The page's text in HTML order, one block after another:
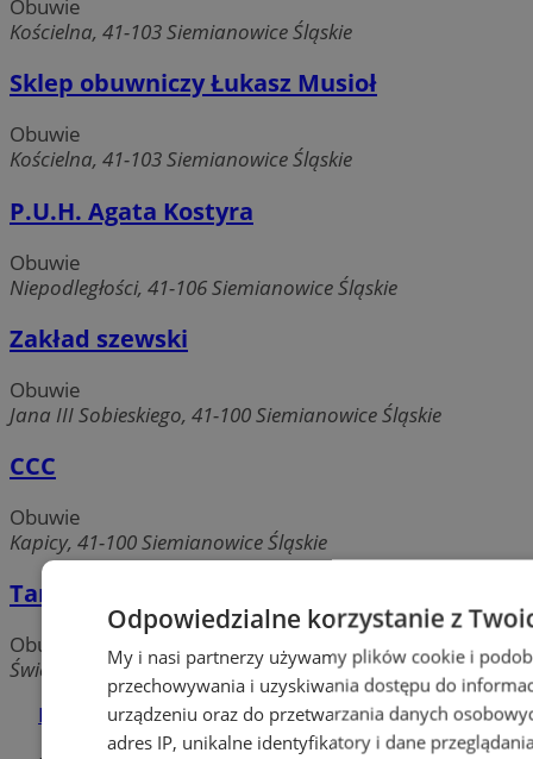
Obuwie
Kościelna, 41-103 Siemianowice Śląskie
Sklep obuwniczy Łukasz Musioł
Obuwie
Kościelna, 41-103 Siemianowice Śląskie
P.U.H. Agata Kostyra
Obuwie
Niepodległości, 41-106 Siemianowice Śląskie
Zakład szewski
Obuwie
Jana III Sobieskiego, 41-100 Siemianowice Śląskie
CCC
Obuwie
Kapicy, 41-100 Siemianowice Śląskie
Tanio i Solidnie. Kiermasz obuwia
Obuwie
Świerczewskiego, 41-100 Siemianowice Śląskie
Dodaj firmę
Odpowiedzialne korzystanie z
My i nasi partnerzy używamy plików cookie i
przechowywania i uzyskiwania dostępu do
urządzeniu oraz do przetwarzania danych
adres IP, unikalne identyfikatory i dane